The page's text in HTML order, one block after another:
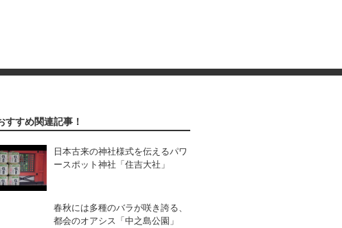
すめ関連記事！
日本古来の神社様式を伝えるパワ
ースポット神社「住吉大社」
春秋には多種のバラが咲き誇る、
都会のオアシス「中之島公園」